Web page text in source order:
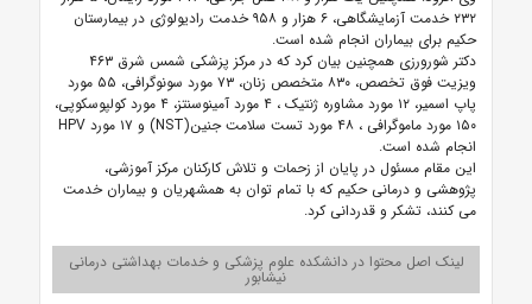
۲۳۲ خدمت آزمایشگاهی، ۶ هزار و ۹۵۸ خدمت رادیولوژی در بیمارستان
حکیم برای بیماران انجام شده است.
دکتر شورورزی همچنین بیان کرد که در مرکز پزشکی شمس شرق ۴۶۳
ویزیت فوق تخصص، ۸۳۰ متخصص زنان، ۷۳ مورد سونوگرافی، ۵۵ مورد
پاپ اسمیر، ۱۲ مورد مشاوره ژنتیک ، ۴ مورد آمینوسنتز، ۴ مورد کولپوسکوپی،
۱۵۰ مورد ماموگرافی ، ۴۸ مورد تست سلامت جنین(NST) و ۱۷ مورد HPV
انجام شده است.
این مقام مسئول در پایان از زحمات و تلاش کارکنان مرکز آموزشی،
پژوهشی و درمانی حکیم که با تمام توان به همشهریان و بیماران خدمت
می کنند، تشکر و قدردانی کرد.
لینک اصل محتوا در دانشکده علوم پزشکی و خدمات بهداشتی درمانی
نیشابور